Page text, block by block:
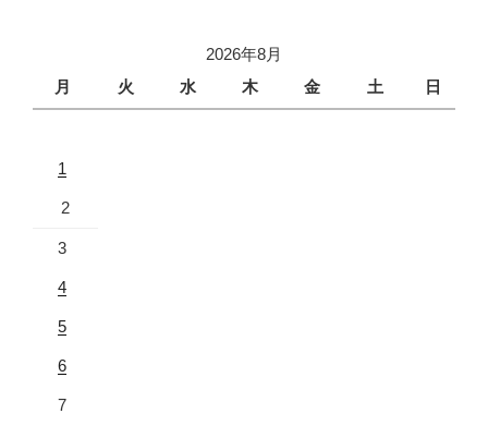
2026年8月
月
火 水 木 金 土 日
1
2
3
4
5
6
7